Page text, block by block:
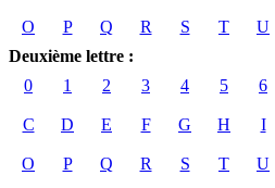
O P Q R S T U
Deuxième lettre :
0
1 2 3 4 5 6
C D E F G H I
O P Q R S T U